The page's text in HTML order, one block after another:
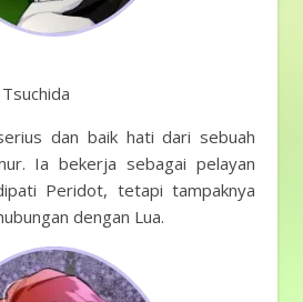
dan baik hati dari sebuah
Ia bekerja sebagai pelayan
Peridot, tetapi tampaknya
dengan Lua.